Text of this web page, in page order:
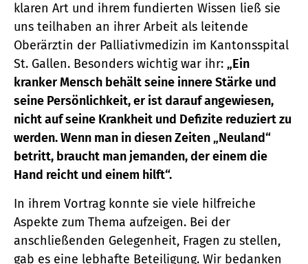
klaren Art und ihrem fundierten Wissen ließ sie
uns teilhaben an ihrer Arbeit als leitende
Oberärztin der Palliativmedizin im Kantonsspital
St. Gallen. Besonders wichtig war ihr: „Ein
kranker Mensch behält seine innere Stärke und
seine Persönlichkeit, er ist darauf angewiesen,
nicht auf seine Krankheit und Defizite reduziert zu
werden. Wenn man in diesen Zeiten „Neuland“
betritt, braucht man jemanden, der einem die
Hand reicht und einem hilft“.
In ihrem Vortrag konnte sie viele hilfreiche
Aspekte zum Thema aufzeigen. Bei der
anschließenden Gelegenheit, Fragen zu stellen,
gab es eine lebhafte Beteiligung. Wir bedanken